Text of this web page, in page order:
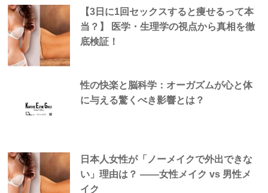
【3日に1回セックスすると痩せるって本
当？】 医学・生理学の視点から真相を徹
底検証！
性の快楽と脳科学：オーガズムが心と体
に与える驚くべき影響とは？
日本人女性が「ノーメイクで外出できな
い」理由は？ —―女性メイク vs 男性メ
イク